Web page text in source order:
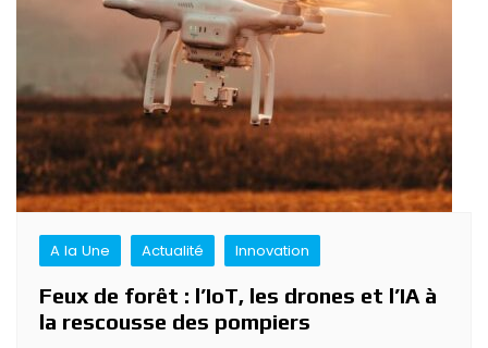
A la Une Actualité Innovation
Feux de forêt : l’IoT, les drones et l’IA à
la rescousse des pompiers